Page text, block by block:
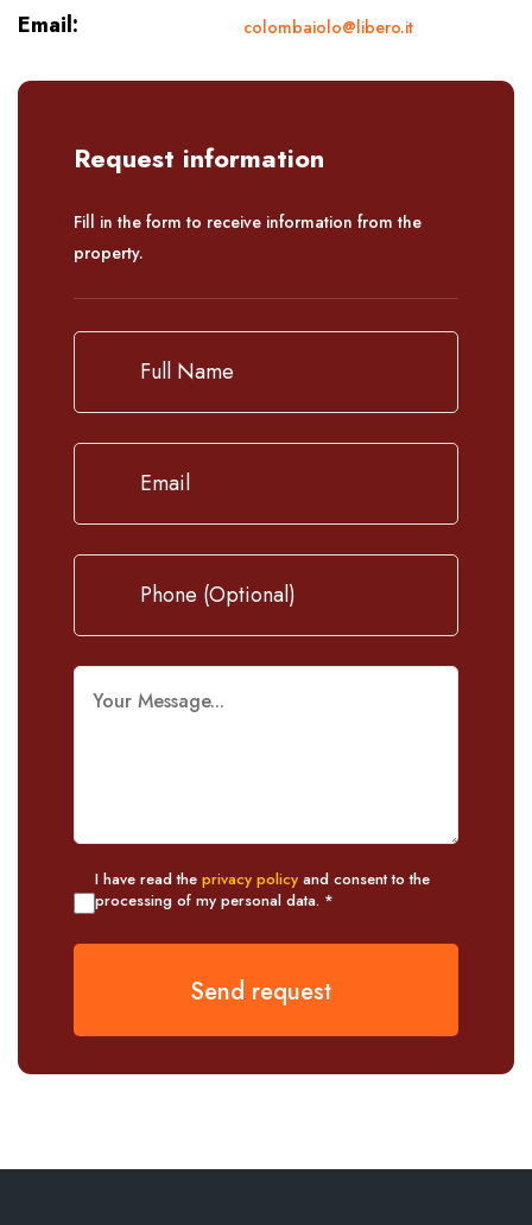
Email: colombaiolo@libero.it
Request information
Fill in the form to receive information from the
property.
I have read the privacy policy and consent to the
processing of my personal data. *
Send request